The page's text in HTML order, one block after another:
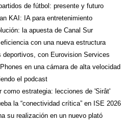
de fútbol: presente y futuro
KAI: IA para entretenimiento
la apuesta de Canal Sur
con una nueva estructura
deportivos, con Eurovision Services
en una cámara de alta velocidad
el podcast
como estrategia: lecciones de 'Sirât'
la “conectividad crítica” en ISE 2026
su realización en un nuevo plató